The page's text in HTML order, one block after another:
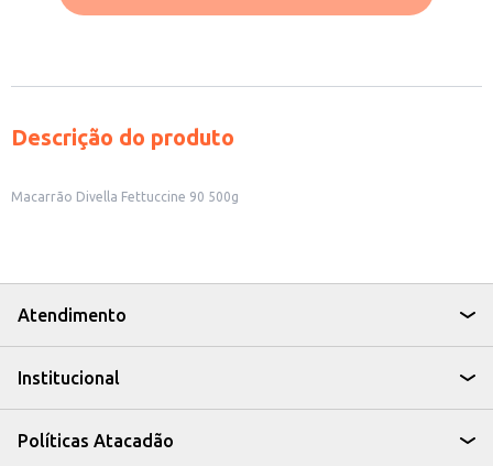
Descrição do produto
Macarrão Divella Fettuccine 90 500g
Atendimento
Institucional
Políticas Atacadão